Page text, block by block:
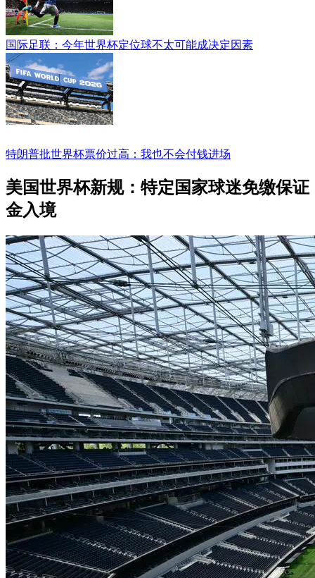
国际足联：今年世界杯定位球不太可能成决定因素
特朗普批世界杯票价过高：我也不会付钱进场
美国世界杯新规：特定国家球迷免缴保证
金入境